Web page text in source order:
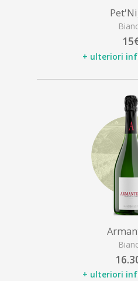
+ ulteriori
+ ulteriori